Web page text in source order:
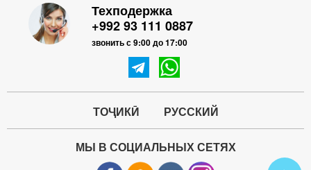
Техподержка
+992 93 111 0887
звонить с 9:00 до 17:00
ТОҶИКӢ РУССКИЙ
МЫ В СОЦИАЛЬНЫХ СЕТЯХ